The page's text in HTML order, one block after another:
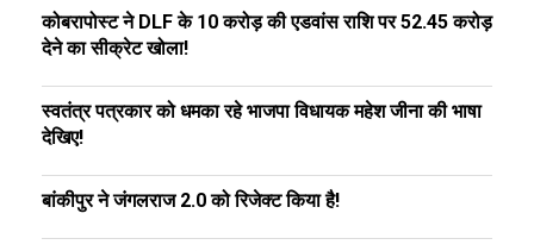
कोबरापोस्ट ने DLF के ₹10 करोड़ की एडवांस राशि पर ₹52.45 करोड़
देने का सीक्रेट खोला!
स्वतंत्र पत्रकार को धमका रहे भाजपा विधायक महेश जीना की भाषा
देखिए!
बांकीपुर ने जंगलराज 2.0 को रिजेक्ट किया है!